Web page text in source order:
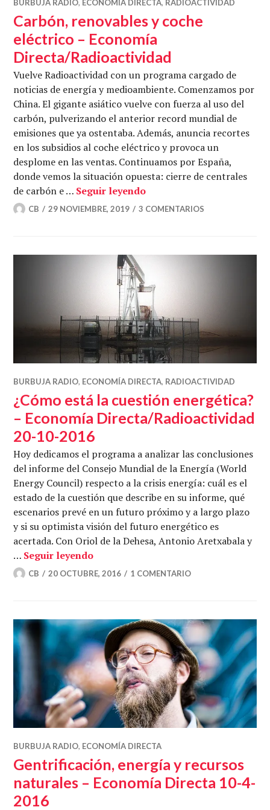
BURBUJA RADIO, ECONOMÍA DIRECTA, RADIOACTIVIDAD
Carbón, renovables y coche
eléctrico – Economía
Directa/Radioactividad
Vuelve Radioactividad con un programa cargado de
noticias de energía y medioambiente. Comenzamos por
China. El gigante asiático vuelve con fuerza al uso del
carbón, pulverizando el anterior record mundial de
emisiones que ya ostentaba. Además, anuncia recortes
en los subsidios al coche eléctrico y provoca un
desplome en las ventas. Continuamos por España,
donde vemos la situación opuesta: cierre de centrales
de carbón e … Seguir leyendoCarbón, renovables y
CB 29 NOVIEMBRE, 2019 3 COMENTARIOS
BURBUJA RADIO, ECONOMÍA DIRECTA, RADIOACTIVIDAD
¿Cómo está la cuestión energética?
– Economía Directa/Radioactividad
20-10-2016
Hoy dedicamos el programa a analizar las conclusiones
del informe del Consejo Mundial de la Energía (World
Energy Council) respecto a la crisis energía: cuál es el
estado de la cuestión que describe en su informe, qué
escenarios prevé en un futuro próximo y a largo plazo
y si su optimista visión del futuro energético es
acertada. Con Oriol de la Dehesa, Antonio Aretxabala y
… Seguir leyendo¿Cómo está la cuestión energética?
CB 20 OCTUBRE, 2016 1 COMENTARIO
BURBUJA RADIO, ECONOMÍA DIRECTA
Gentrificación, energía y recursos
naturales – Economía Directa 10-4-
2016